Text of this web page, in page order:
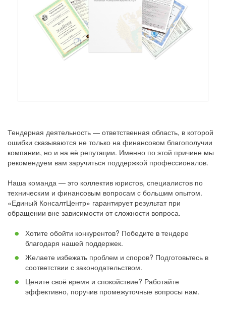
Тендерная деятельность — ответственная область, в которой
ошибки сказываются не только на финансовом благополучии
компании, но и на её репутации. Именно по этой причине мы
рекомендуем вам заручиться поддержкой профессионалов.
Наша команда — это коллектив юристов, специалистов по
техническим и финансовым вопросам с большим опытом.
«Единый КонсалтЦентр» гарантирует результат при
обращении вне зависимости от сложности вопроса.
Хотите обойти конкурентов? Победите в тендере
благодаря нашей поддержек.
Желаете избежать проблем и споров? Подготовьтесь в
соответствии с законодательством.
Цените своё время и спокойствие? Работайте
эффективно, поручив промежуточные вопросы нам.